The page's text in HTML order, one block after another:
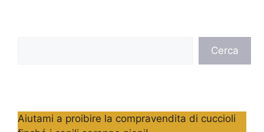
Cerca
Aiutami a proibire la compravendita di cuccioli